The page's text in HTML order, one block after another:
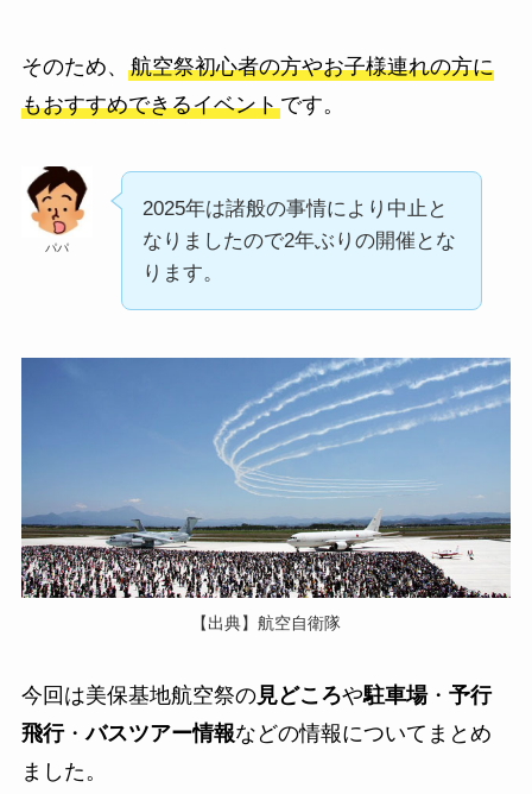
そのため、 航空祭初心者の方やお子様連れの方に
もおすすめできるイベントです。
パパ
2025年は諸般の事情により中止と
なりましたので2年ぶりの開催とな
ります。
【出典】航空自衛隊
今回は美保基地航空祭の見どころや駐車場・ 予行
飛行・バスツアー情報などの情報についてまとめ
ました。